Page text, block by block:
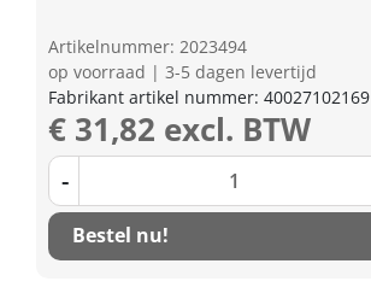
Artikelnummer: 2023494
op voorraad | 3-5 dagen levertijd
Fabrikant artikel nummer: 40027102169
€ 31,82 excl. BTW
-
Bestel nu!